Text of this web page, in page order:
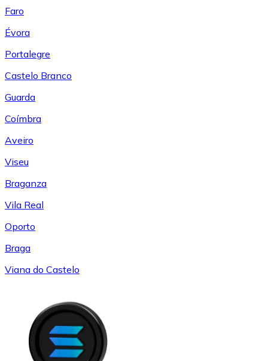
Faro
Évora
Portalegre
Castelo Branco
Guarda
Coímbra
Aveiro
Viseu
Braganza
Vila Real
Oporto
Braga
Viana do Castelo